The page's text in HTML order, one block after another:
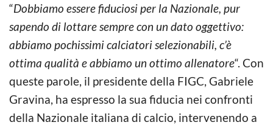
“Dobbiamo essere fiduciosi per la Nazionale, pur
sapendo di lottare sempre con un dato oggettivo:
abbiamo pochissimi calciatori selezionabili, c’è
ottima qualità e abbiamo un ottimo allenatore“. Con
queste parole, il presidente della FIGC, Gabriele
Gravina, ha espresso la sua fiducia nei confronti
della Nazionale italiana di calcio, intervenendo a